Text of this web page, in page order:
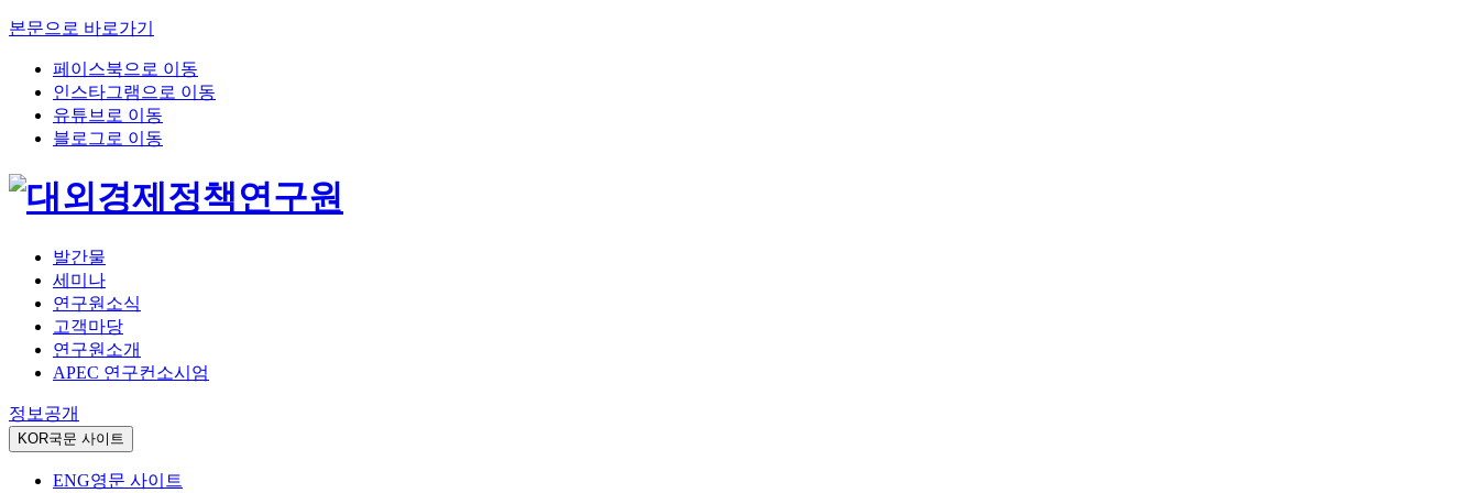
본문으로 바로가기
페이스북으로 이동
인스타그램으로 이동
유튜브로 이동
블로그로 이동
발간물
세미나
연구원소식
고객마당
연구원소개
APEC 연구컨소시엄
정보공개
KOR국문 사이트
ENG영문 사이트